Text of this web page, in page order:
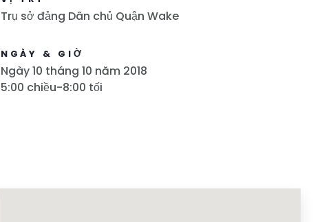
Trụ sở đảng Dân chủ Quận Wake
NGÀY & GIỜ
Ngày 10 tháng 10 năm 2018
5:00 chiều-8:00 tối